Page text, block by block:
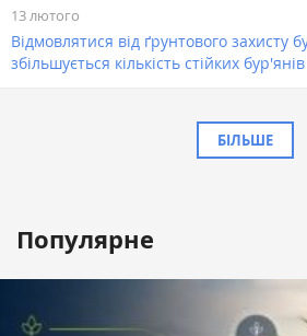
13 лютого
Відмовлятися від ґрунтового захисту
збільшується кількість стійких бур'янів
БІЛЬШЕ
Популярне